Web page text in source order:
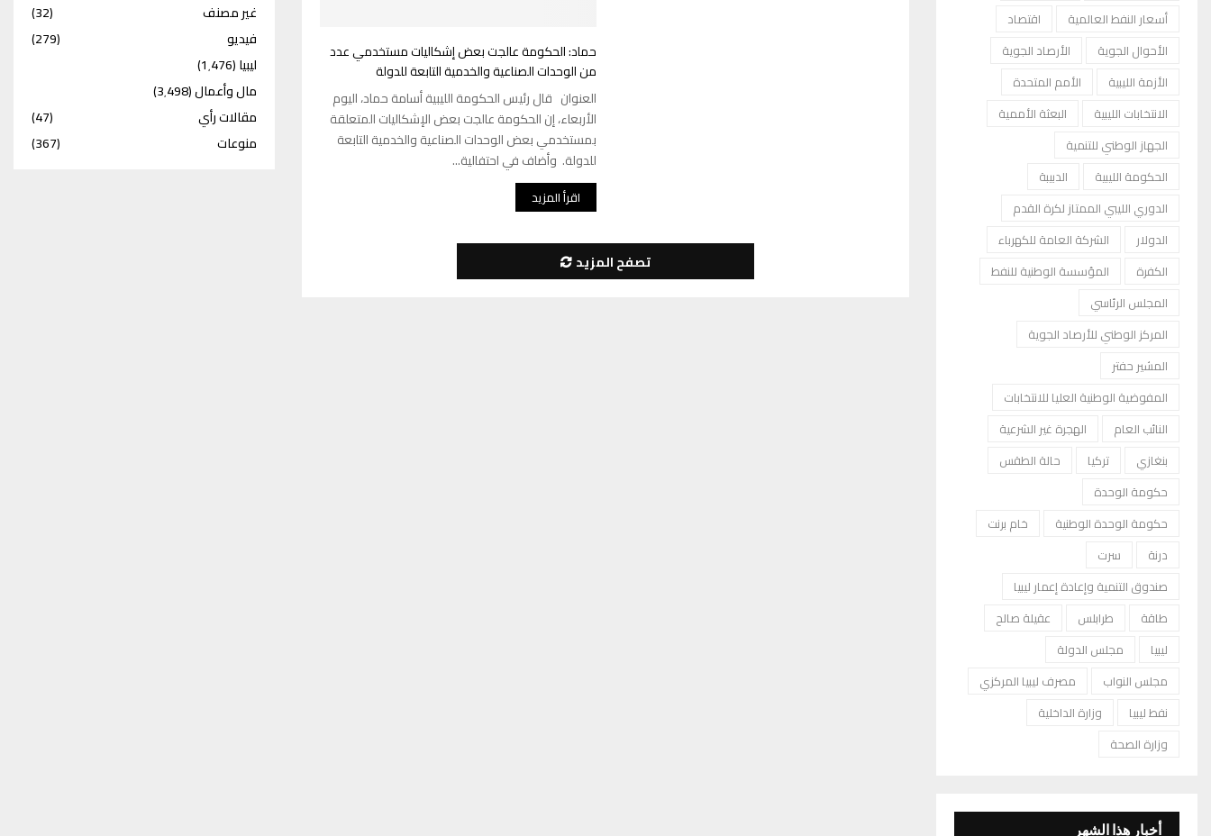
حماد: الحكومة عالجت بعض إشكاليات مستخدمي عدد
من الوحدات الصناعية والخدمية التابعة للدولة
العنوان قال رئيس الحكومة الليبية أسامة حماد، اليوم
الأربعاء، إن الحكومة عالجت بعض الإشكاليات المتعلقة
بمستخدمي بعض الوحدات الصناعية والخدمية التابعة
للدولة. وأضاف في احتفالية...
اقرأ المزيد
تصفح المزيد
أسعار النفط العالمية
اقتصاد
الأحوال الجوية
الأرصاد الجوية
الأزمة الليبية
الأمم المتحدة
الانتخابات الليبية
البعثة الأممية
الجهاز الوطني للتنمية
الحكومة الليبية
الدبيبة
الدوري الليبي الممتاز لكرة القدم
الدولار
الشركة العامة للكهرباء
الكفرة
المؤسسة الوطنية للنفط
المجلس الرئاسي
المركز الوطني للأرصاد الجوية
المشير حفتر
المفوضية الوطنية العليا للانتخابات
النائب العام
الهجرة غير الشرعية
بنغازي
تركيا
حالة الطقس
حكومة الوحدة
حكومة الوحدة الوطنية
خام برنت
درنة
سرت
صندوق التنمية وإعادة إعمار ليبيا
طاقة
طرابلس
عقيلة صالح
ليبيا
مجلس الدولة
مجلس النواب
مصرف ليبيا المركزي
نفط ليبيا
وزارة الداخلية
وزارة الصحة
أخبار هذا الشهر
غير مصنف
(32)
فيديو
(279)
ليبيا(1٬476)
مال وأعمال(3٬498)
مقالات رأي
(47)
منوعات
(367)